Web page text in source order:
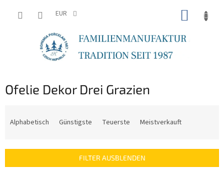
EUR
Ofelie Dekor Drei Grazien
k
Alphabetisch Günstigste Teuerste Meistverkauft
FILTER AUSBLENDEN